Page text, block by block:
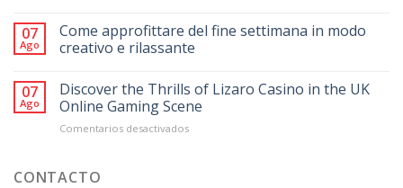
07
Ago
Come approfittare del fine settimana in modo
creativo e rilassante
07
Ago
Discover the Thrills of Lizaro Casino in the UK
Online Gaming Scene
Comentarios desactivadosen
CONTACTO